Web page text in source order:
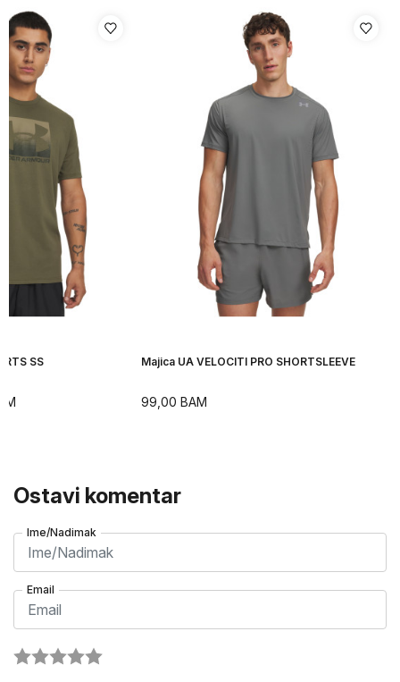
SS Majica UA VELOCITI PRO SHORTSLEEVE
99,00 BAM
Ostavi komentar
Ime/Nadimak
Email